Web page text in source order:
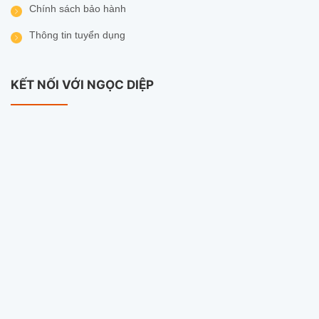
Website:www.camerangocdiep.com
Chính sách bảo hành
Thông tin tuyển dụng
KẾT NỐI VỚI NGỌC DIỆP